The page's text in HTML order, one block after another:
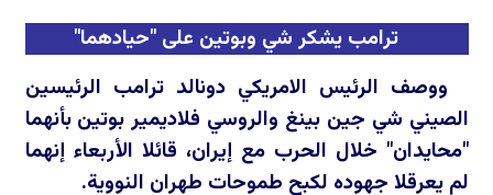
ترامب يشكر شي وبوتين على "حيادهما"
ووصف الرئيس الامريكي دونالد ترامب الرئيسين
الصيني شي جين بينغ والروسي فلاديمير بوتين بأنهما
"محايدان" خلال الحرب مع إيران، قائلا الأربعاء إنهما
لم يعرقلا جهوده لكبح طموحات طهران النووية.